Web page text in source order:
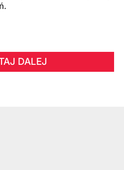
DALEJ